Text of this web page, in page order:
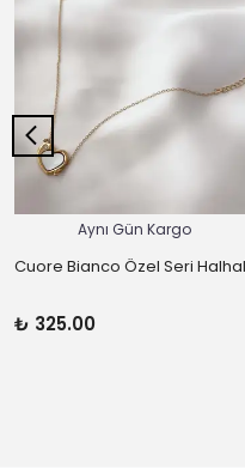
Aynı Gün Kargo
Cuore Bianco Özel Seri Halhal
₺ 325.00